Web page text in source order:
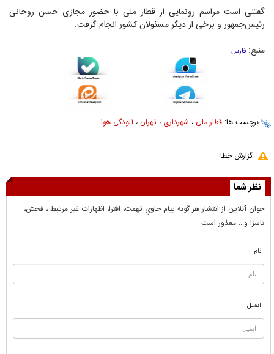
گفتنی است مراسم رونمایی از قطار ملی با حضور مجازی حسن روحانی
رئیس‌جمهور و برخی از دیگر مسئولان کشور انجام گرفت.
منبع: فارس
برچسب ها: قطار ملی ، شهرداری ، تهران ، آلودگی هوا
گزارش خطا
نظر شما
جوان آنلاين از انتشار هر گونه پيام حاوي تهمت، افترا، اظهارات غير مرتبط ، فحش،
ناسزا و... معذور است
نام
ایمیل